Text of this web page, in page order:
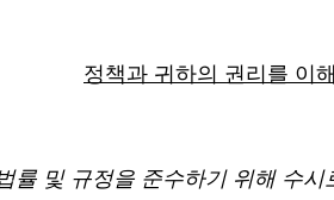
정책과 귀하의 권리를 이
률 및 규정을 준수하기 위해 수